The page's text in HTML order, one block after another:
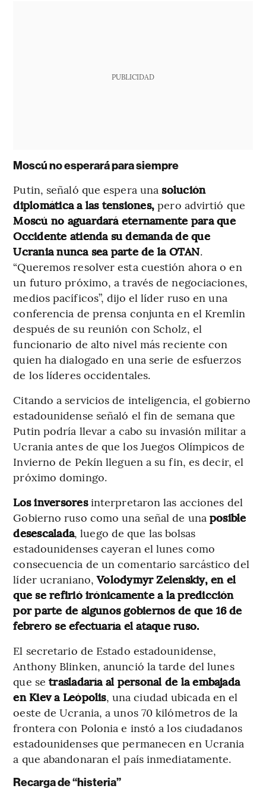
PUBLICIDAD
Moscú no esperará para siempre
Putin, señaló que espera una solución
diplomática a las tensiones, pero advirtió que
Moscú no aguardará eternamente para que
Occidente atienda su demanda de que
Ucrania nunca sea parte de la OTAN.
“Queremos resolver esta cuestión ahora o en
un futuro próximo, a través de negociaciones,
medios pacíficos”, dijo el líder ruso en una
conferencia de prensa conjunta en el Kremlin
después de su reunión con Scholz, el
funcionario de alto nivel más reciente con
quien ha dialogado en una serie de esfuerzos
de los líderes occidentales.
Citando a servicios de inteligencia, el gobierno
estadounidense señaló el fin de semana que
Putin podría llevar a cabo su invasión militar a
Ucrania antes de que los Juegos Olímpicos de
Invierno de Pekín lleguen a su fin, es decir, el
próximo domingo.
Los inversoresinterpretaron las acciones del
Gobierno ruso como una señal de una posible
desescalada, luego de que las bolsas
estadounidenses cayeran el lunes como
consecuencia de un comentario sarcástico del
líder ucraniano,Volodymyr Zelenskiy, en el
que se refirió irónicamente a la predicción
por parte de algunos gobiernos de que 16 de
febrero se efectuaría el ataque ruso.
El secretario de Estado estadounidense,
Anthony Blinken, anunció la tarde del lunes
que setrasladaría al personal de la embajada
en Kiev a Leópolis, una ciudad ubicada en el
oeste de Ucrania, a unos 70 kilómetros de la
frontera con Polonia e instó a los ciudadanos
estadounidenses que permanecen en Ucrania
a que abandonaran el país inmediatamente.
Recarga de “histeria”